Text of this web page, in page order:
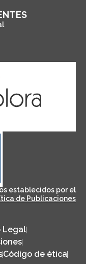
establecidos por el
de Publicaciones
Legal
Código de ética